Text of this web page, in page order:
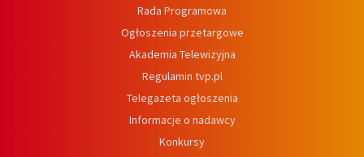
Rada Programowa
Ogłoszenia przetargowe
Akademia Telewizyjna
Regulamin tvp.pl
Telegazeta ogłoszenia
Informacje o nadawcy
Konkursy